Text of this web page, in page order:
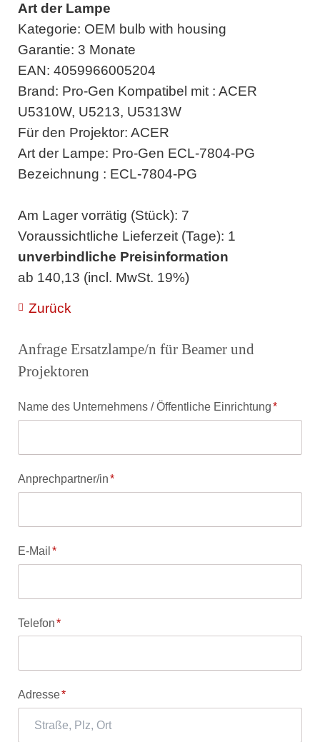
Art der Lampe
Kategorie: OEM bulb with housing
Garantie: 3 Monate
EAN: 4059966005204
Brand: Pro-Gen Kompatibel mit : ACER
U5310W, U5213, U5313W
Für den Projektor: ACER
Art der Lampe: Pro-Gen ECL-7804-PG
Bezeichnung : ECL-7804-PG
Am Lager vorrätig (Stück): 7
Voraussichtliche Lieferzeit (Tage): 1
unverbindliche Preisinformation
ab 140,13 (incl. MwSt. 19%)
Zurück
Anfrage Ersatzlampe/n für Beamer und
Projektoren
Pflichtfeld
Name des Unternehmens / Öffentliche Einrichtung*
Pflichtfeld
Anprechpartner/in*
Pflichtfeld
E-Mail*
Pflichtfeld
Telefon*
Pflichtfeld
Adresse*